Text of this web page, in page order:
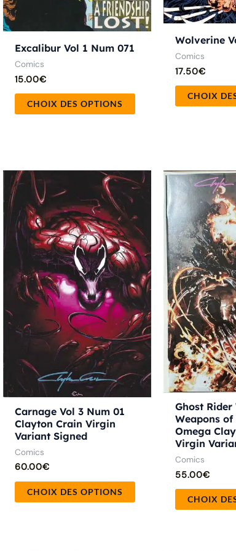
Excalibur Vol 1 Num 071
Comics
15.00€
CHOIX DES OPTIONS
page
Wolverine
Comics
17.50€
CHOIX
Carnage Vol 3 Num 01
Clayton Crain Virgin
Variant Signed
Comics
60.00€
CHOIX DES OPTIONS
Ce
produit
a
plusieurs
variations.
Les
options
peuvent
être
choisies
sur
la
Ghost
Weapons of
Omega
Virgin
Comics
55.00€
CHOIX